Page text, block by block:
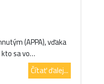
(APPA), vďaka
sa vo…
Čítať ďalej...